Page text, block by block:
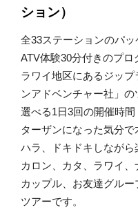
ション）
全33ステーションのパ
ATV体験30分付きのプロ
ラワイ地区にあるジッ
ンアドベンチャー社」の
選べる1日3回の開催時
ターザンになった気分で
ハラ、ドキドキしながら
カロン、カタ、ラワイ
カップル、お友達グル
ツアーです。